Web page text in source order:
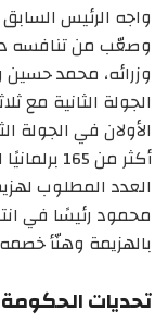
واجه الرئيس
وصعّب من تنافسه
وزرائه، محمد
الجولة الثانية مع
الأولان في الجولة
أكثر من
العدد المطلوب
محمود رئيسًا في
بالهزيمة وهنّأ خصمه
تحديات